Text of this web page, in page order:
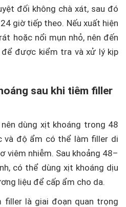
đối không chà xát, sau đó
giờ tiếp theo. Nếu xuất hiện
hoặc nổi mụn nhỏ, nên đến
được kiểm tra và xử lý kịp
sau khi tiêm filler
dùng xịt khoáng trong 48
và độ ẩm có thể làm filler di
viêm nhiễm. Sau khoảng 48–
có thể dùng xịt khoáng dịu
liệu để cấp ẩm cho da.
là giai đoạn quan trọng